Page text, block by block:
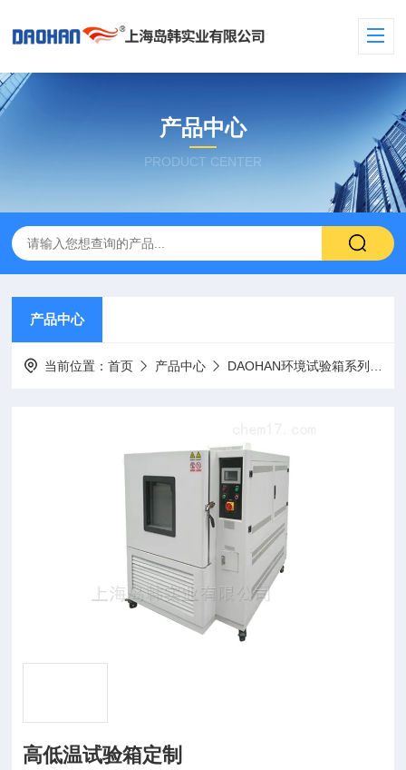
产品中心
PRODUCT CENTER
产品中心
当前位置：首页 产品中心 DAOHAN环境试验箱系列
高低温试验箱定制